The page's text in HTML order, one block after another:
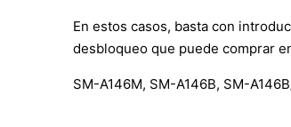
En estos casos, basta con
desbloqueo que puede comprar
SM-A146M, SM-A146B, SM-